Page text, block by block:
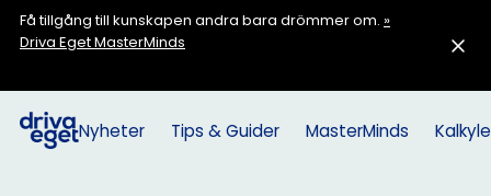
Få tillgång till kunskapen andra bara drömmer om. »
Driva Eget MasterMinds
Nyheter Tips & Guider MasterMinds